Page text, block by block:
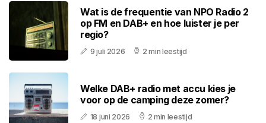
Wat is de frequentie van NPO Radio 2
op FM en DAB+ en hoe luister je per
regio?
9 juli 2026 2 min leestijd
Welke DAB+ radio met accu kies je
voor op de camping deze zomer?
18 juni 2026 2 min leestijd